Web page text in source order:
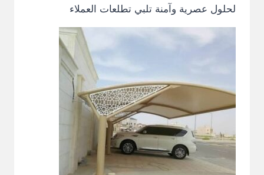
لحلول عصرية وآمنة تلبي تطلعات العملاء